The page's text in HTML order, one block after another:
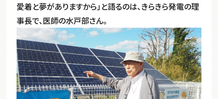
愛着と夢がありますから」と語るのは、きらきら発電の理
事長で、医師の水戸部さん。